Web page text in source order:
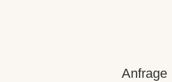
Anfrage